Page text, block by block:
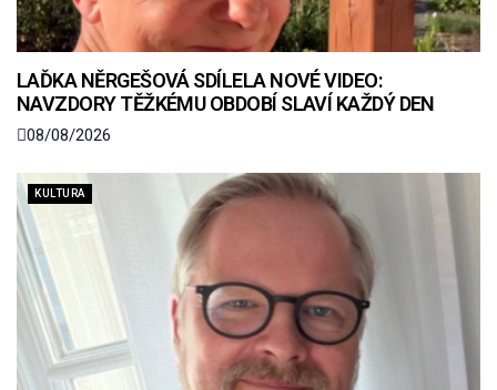
LAĎKA NĚRGEŠOVÁ SDÍLELA NOVÉ VIDEO:
NAVZDORY TĚŽKÉMU OBDOBÍ SLAVÍ KAŽDÝ DEN
08/08/2026
KULTURA